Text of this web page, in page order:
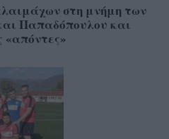
στη μνήμη των
Παπαδόπουλου και
«απόντες»